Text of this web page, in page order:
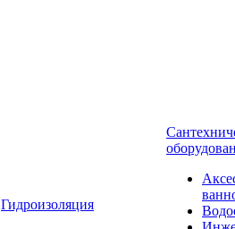
Гидроизоляция